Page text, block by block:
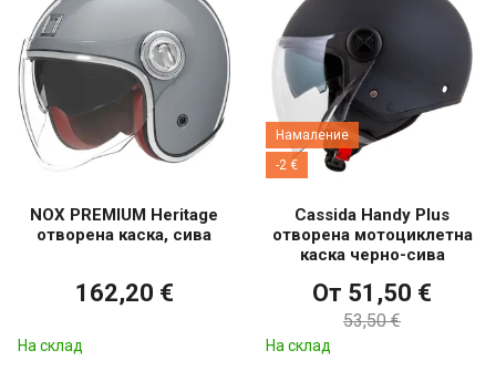
NOX PREMIUM Heritage
отворена каска, сива
162,20 €
На склад
Намаление
-2 €
Cassida Handy Plus
отворена мотоциклетна
каска черно-сива
От 51,50 €
53,50 €
На склад